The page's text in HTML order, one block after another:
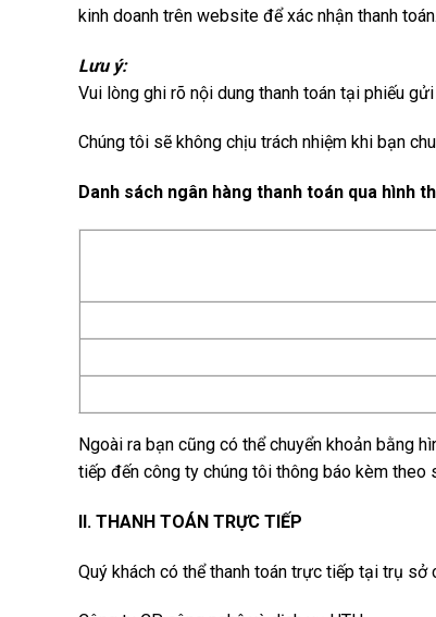
kinh doanh trên website để xác nhận thanh
Lưu ý:
Vui lòng ghi rõ nội dung thanh toán tại phiếu
Chúng tôi sẽ không chịu trách nhiệm khi bạn
Danh sách ngân hàng thanh toán qua hình
Ngoài ra bạn cũng có thể chuyển khoản bằng
tiếp đến công ty chúng tôi thông báo kèm
II. THANH TOÁN TRỰC TIẾP
Quý khách có thể thanh toán trực tiếp tại trụ sở